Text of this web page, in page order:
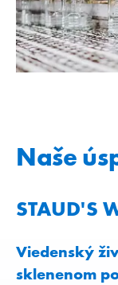
Naše
STAUD'S
Viedenský
sklenenom